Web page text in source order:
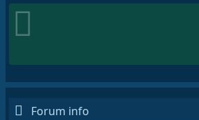
Forum info